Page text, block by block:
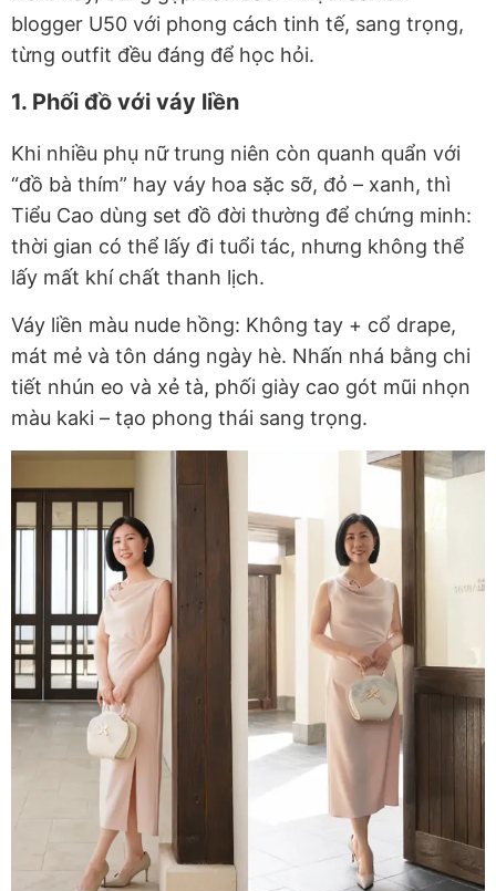
blogger U50 với phong cách tinh tế, sang trọng,
từng outfit đều đáng để học hỏi.
1. Phối đồ với váy liền
Khi nhiều phụ nữ trung niên còn quanh quẩn với
“đồ bà thím” hay váy hoa sặc sỡ, đỏ – xanh, thì
Tiểu Cao dùng set đồ đời thường để chứng minh:
thời gian có thể lấy đi tuổi tác, nhưng không thể
lấy mất khí chất thanh lịch.
Váy liền màu nude hồng: Không tay + cổ drape,
mát mẻ và tôn dáng ngày hè. Nhấn nhá bằng chi
tiết nhún eo và xẻ tà, phối giày cao gót mũi nhọn
màu kaki – tạo phong thái sang trọng.